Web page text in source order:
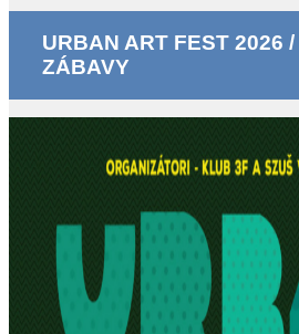
URBAN ART FEST 2026
ZÁBAVY